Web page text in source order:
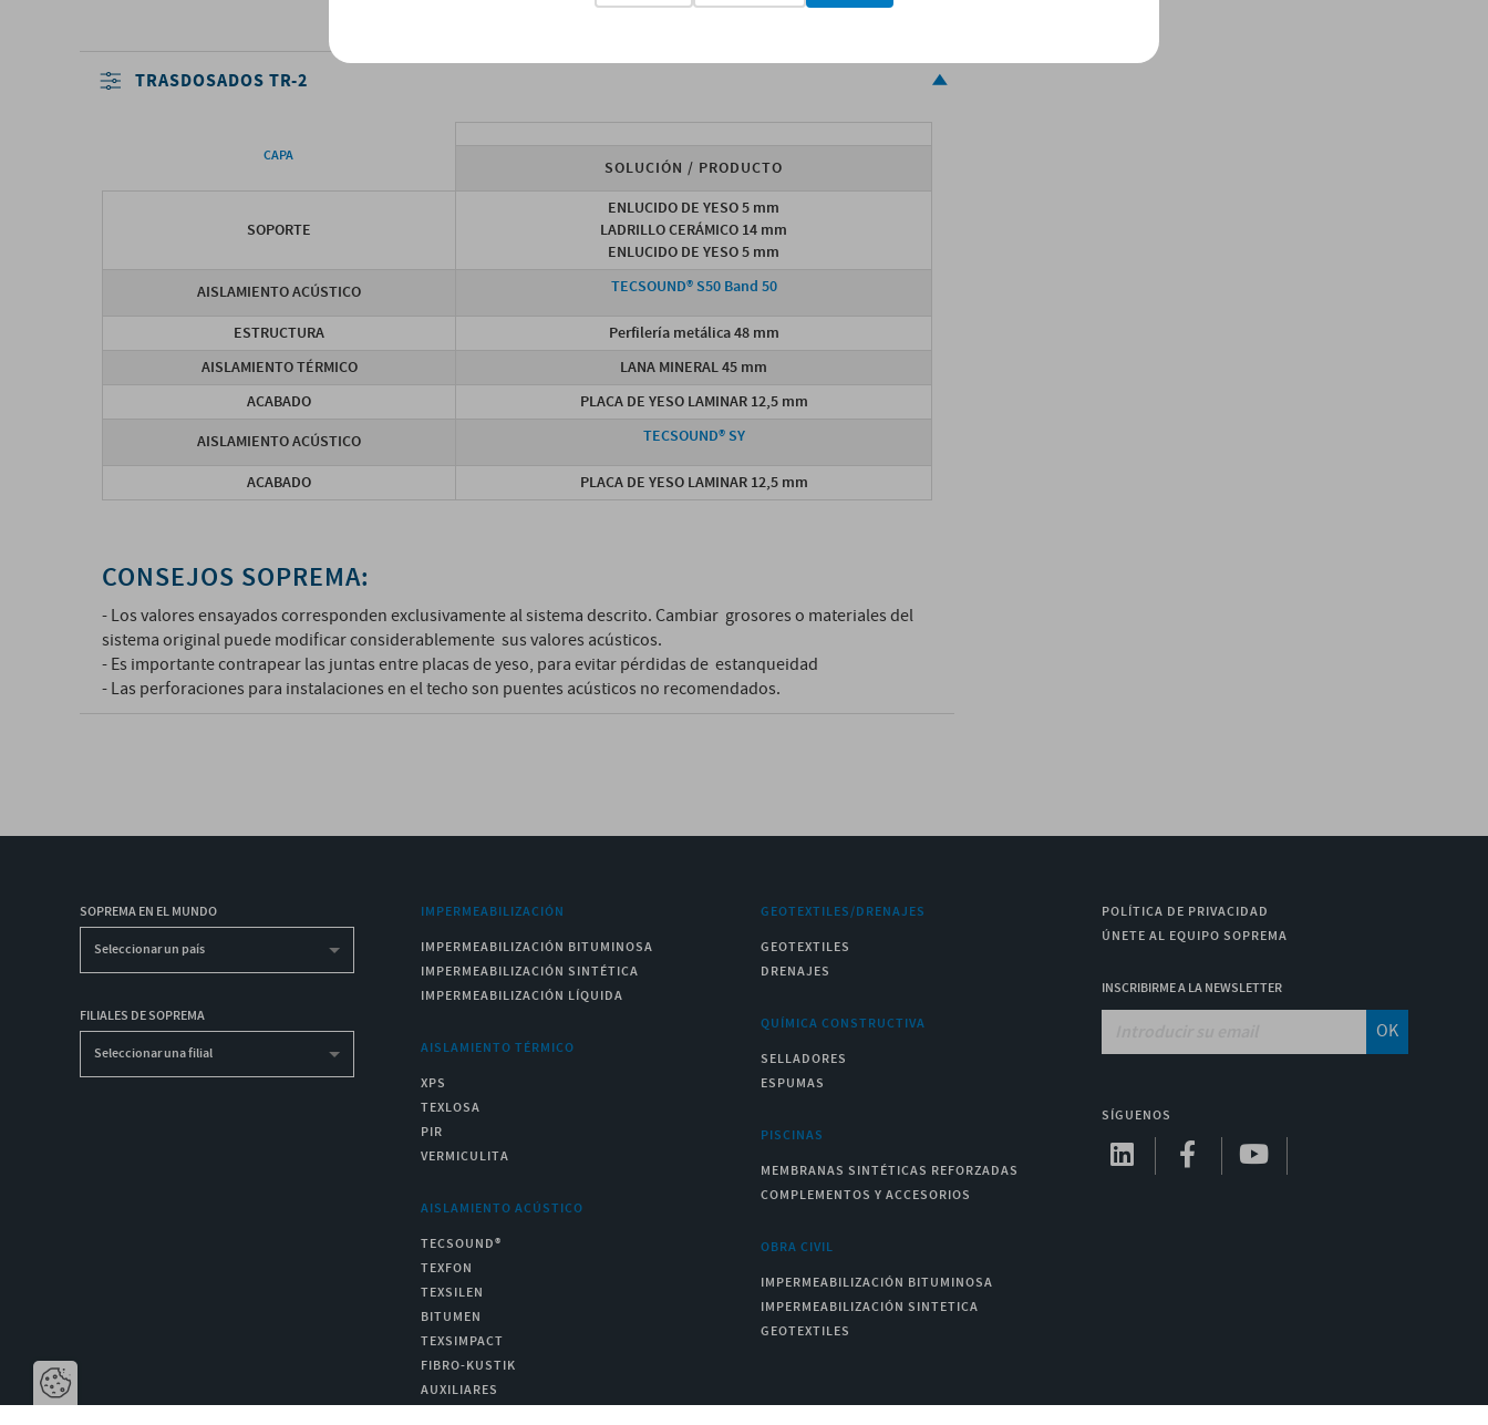
TRASDOSADOS TR-2
CAPA
SOLUCIÓN / PRODUCTO
SOPORTE
ENLUCIDO DE YESO 5 mm
LADRILLO CERÁMICO 14 mm
ENLUCIDO DE YESO 5 mm
AISLAMIENTO ACÚSTICO
TECSOUND® S50 Band 50
ESTRUCTURA
Perfilería metálica 48 mm
AISLAMIENTO TÉRMICO
LANA MINERAL 45 mm
ACABADO
PLACA DE YESO LAMINAR 12,5 mm
AISLAMIENTO ACÚSTICO
TECSOUND® SY
ACABADO PLACA DE YESO LAMINAR 12,5 mm
CONSEJOS SOPREMA:
- Los valores ensayados corresponden exclusivamente al sistema descrito. Cambiar grosores o materiales del
sistema original puede modificar considerablemente sus valores acústicos.
- Es importante contrapear las juntas entre placas de yeso, para evitar pérdidas de estanqueidad
- Las perforaciones para instalaciones en el techo son puentes acústicos no recomendados.
SOPREMA EN EL MUNDO
Seleccionar un país
FILIALES DE SOPREMA
Seleccionar una filial
IMPERMEABILIZACIÓN
IMPERMEABILIZACIÓN BITUMINOSA
IMPERMEABILIZACIÓN SINTÉTICA
IMPERMEABILIZACIÓN LÍQUIDA
AISLAMIENTO TÉRMICO
XPS
TEXLOSA
PIR
VERMICULITA
AISLAMIENTO ACÚSTICO
TECSOUND®
TEXFON
TEXSILEN
BITUMEN
TEXSIMPACT
FIBRO-KUSTIK
AUXILIARES
GEOTEXTILES/DRENAJES
GEOTEXTILES
DRENAJES
QUÍMICA CONSTRUCTIVA
SELLADORES
ESPUMAS
PISCINAS
MEMBRANAS SINTÉTICAS REFORZADAS
COMPLEMENTOS Y ACCESORIOS
OBRA CIVIL
IMPERMEABILIZACIÓN BITUMINOSA
IMPERMEABILIZACIÓN SINTETICA
GEOTEXTILES
POLÍTICA DE PRIVACIDAD
ÚNETE AL EQUIPO SOPREMA
INSCRIBIRME A LA NEWSLETTER
OK
SÍGUENOS
Abre la barra di gestione dei cookie